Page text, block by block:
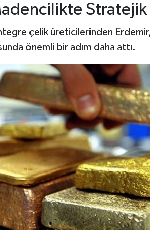
çelik üreticilerinden
önemli bir adım daha attı.